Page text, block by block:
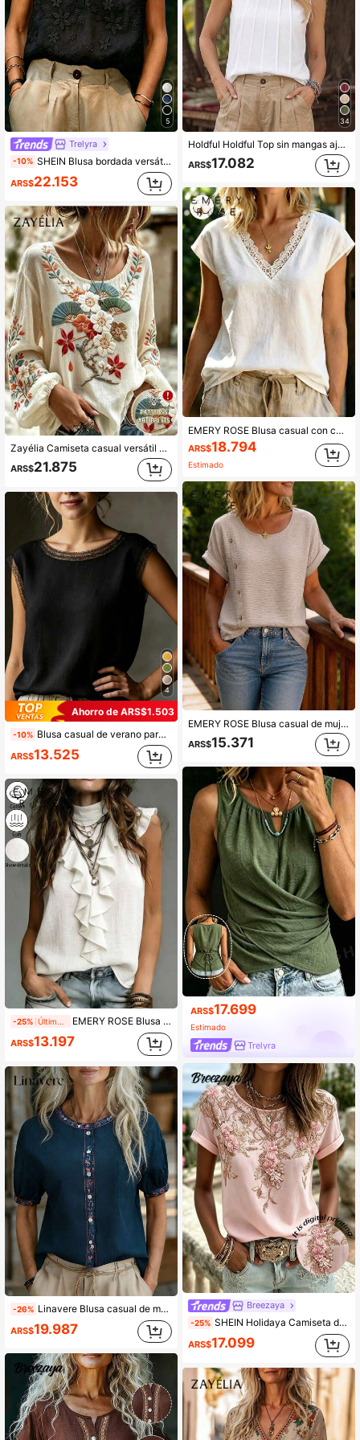
5
Trelyra
-10% SHEIN Blusa bordada versátil y de moda para mujer, minimalista para uso diario y de vacaciones
ARS$22.153
Zayélia Camiseta casual versátil de uso diario con cuello redondo y patrón bordado floral para mujeres de mediana edad & mayores
ARS$21.875
4
Ahorro de ARS$1.503
-10% Blusa casual de verano para mujer, nueva llegada, con volantes en el cuello y los puños, color liso, elegante y versátil para el trabajo, el hogar y las vacaciones, negro, para mamá
ARS$13.525
-25% EMERY ROSE Blusa casual de algodón orgánico blanco con cuello de volantes y mangas cortas para mujeres
ARS$13.197
-26% Linavere Blusa casual de mujer con cuello redondo, mangas de pétalo y bordado floral
ARS$19.987
34
Holdful Holdful Top sin mangas ajustado y versátil de algodón tejido con cuello redondo y pliegues, para verano
ARS$17.082
EMERY ROSE Blusa casual con cuello en V y mangas con volantes de algodón de origen blanco para mujeres
ARS$18.794
Estimado
EMERY ROSE Blusa casual de mujer senior para verano, color albaricoque, cuello redondo, manga corta, textura, elegante para oficina y negocios, versátil para uso diario y desplazamientos
ARS$15.371
ARS$17.699
Estimado
Trelyra
Breezaya
-25% SHEIN Holidaya Camiseta de punto de manga corta con cuello redondo y estampado floral rosa para mujer, camiseta con estampado floral bohemio, uso casual diario, adecuada para atuendos de verano y salidas cotidianas
ARS$17.099